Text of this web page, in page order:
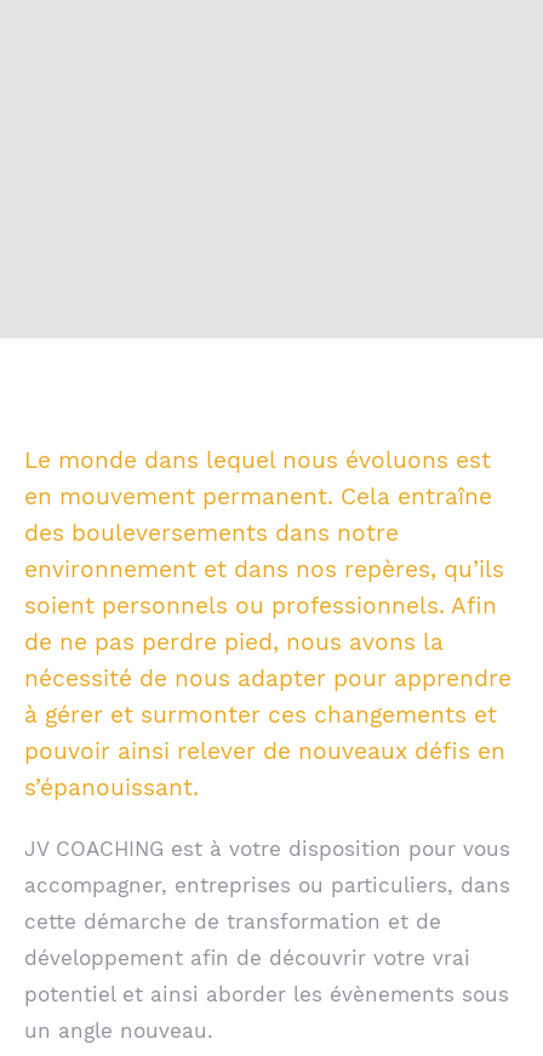
Le monde dans lequel nous évoluons est
en mouvement permanent. Cela entraîne
des bouleversements dans notre
environnement et dans nos repères, qu’ils
soient personnels ou professionnels. Afin
de ne pas perdre pied, nous avons la
nécessité de nous adapter pour apprendre
à gérer et surmonter ces changements et
pouvoir ainsi relever de nouveaux défis en
s’épanouissant.
JV COACHING est à votre disposition pour vous
accompagner, entreprises ou particuliers, dans
cette démarche de transformation et de
développement afin de découvrir votre vrai
potentiel et ainsi aborder les évènements sous
un angle nouveau.